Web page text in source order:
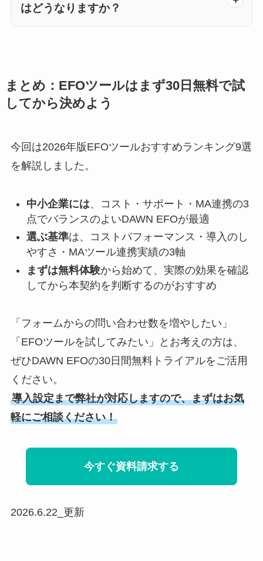
はどうなりますか？
まとめ：EFOツールはまず30日無料で試
してから決めよう
今回は2026年版EFOツールおすすめランキング9選
を解説しました。
中小企業には、コスト・サポート・MA連携の3
点でバランスのよいDAWN EFOが最適
選ぶ基準は、コストパフォーマンス・導入のし
やすさ・MAツール連携実績の3軸
まずは無料体験から始めて、実際の効果を確認
してから本契約を判断するのがおすすめ
「フォームからの問い合わせ数を増やしたい」
「EFOツールを試してみたい」とお考えの方は、
ぜひDAWN EFOの30日間無料トライアルをご活用
ください。
導入設定まで弊社が対応しますので、まずはお気
軽にご相談ください！
今すぐ資料請求する
2026.6.22_更新